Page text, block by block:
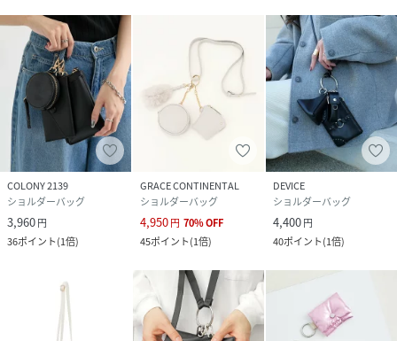
COLONY 2139
ショルダーバッグ
3,960円
36ポイント(1倍)
GRACE CONTINENTAL
ショルダーバッグ
4,950円 70%OFF
45ポイント(1倍)
DEVICE
ショルダーバッグ
4,400円
40ポイント(1倍)